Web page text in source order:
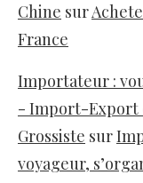
Chine sur
France
Importateur :
- Import-Export
Grossiste sur
voyageur,